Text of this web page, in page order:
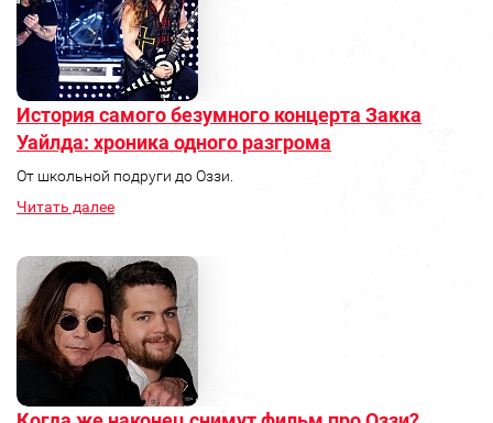
История самого безумного концерта Закка
Уайлда: хроника одного разгрома
От школьной подруги до Оззи.
Читать далее